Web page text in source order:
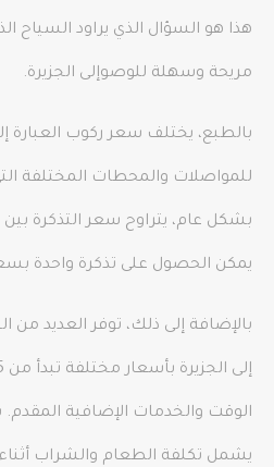
هذا هو السؤال الذي يراود السياح
مريحة وسهلة للوصوإلى الجزيرة.
بالطبع، يختلف سعر ركوب العبارة
للمواصلات والمحطات المختلفة
يمكن الحصول على تذكرة واحدة بسعر 8 ليرات
بالإضافة إلى ذلك، توفر العديد من
الوقت والخدمات الإضافية المقدم.
يشمل تكلفة الطعام والشراب أثناء